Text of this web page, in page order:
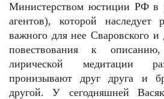
Министерством юстиции РФ в
агентов), которой наследует
важного для нее Сваровского и
повествования к
лирической медитации
пронизывают друг друга и
другой. У сегодняшней